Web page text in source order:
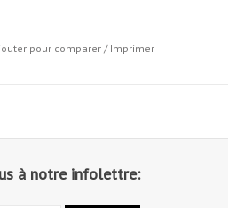
pour comparer / Imprimer
à notre infolettre: